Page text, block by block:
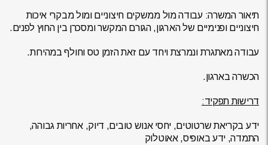
תיאור המשרה: עבודה מול ממשקים חיצוניים ומול מבקרי איכות
חיצוניים ופנימיים של הארגון, הגורם המקשר ומסכרן בין החוץ לפנים.
עבודה מאתגרת ונמרצת ויחד עם זאת הזמן טס וחולף במהירות.
הכשרה בארגון.
דרישות תפקיד:
ידע בקריאת שרטוטים, יחסי אנוש טובים, דיוק, אחריות גבוהה,
התמדה, ידע באופיס, אאוטלוק